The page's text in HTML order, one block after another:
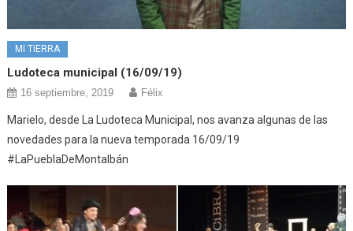
MI TIERRA
Ludoteca municipal (16/09/19)
16 septiembre, 2019 Félix
Marielo, desde La Ludoteca Municipal, nos avanza algunas de las
novedades para la nueva temporada 16/09/19
#LaPueblaDeMontalbán